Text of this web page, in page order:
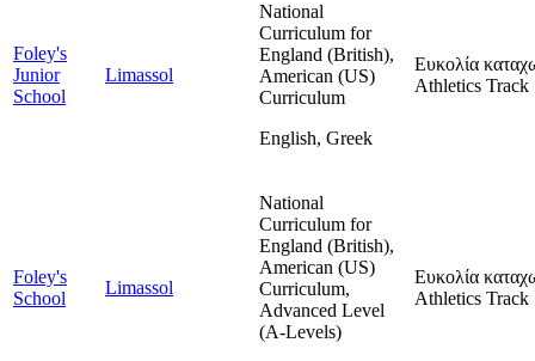
Foley's
Junior
School
Limassol
National
Curriculum for
England (British),
American (US)
Curriculum
English, Greek
Ευκολία
Athletics Track
Foley's
School
Limassol
National
Curriculum for
England (British),
American (US)
Curriculum,
Advanced Level
(A-Levels)
Ευκολία
Athletics Track